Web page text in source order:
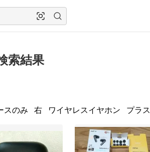
索結果
スのみ 右 ワイヤレスイヤホン プラス